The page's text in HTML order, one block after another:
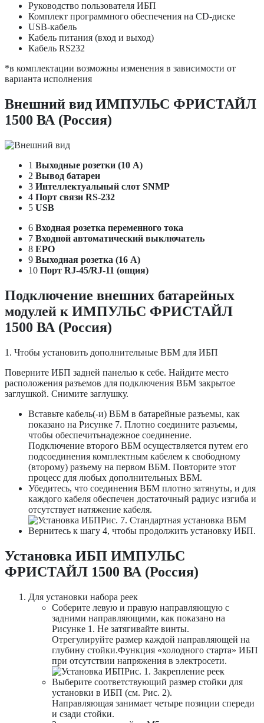
Руководство пользователя ИБП
Комплект программного обеспечения на CD-диске
USB-кабель
Кабель питания (вход и выход)
Кабель RS232
*в комплектации возможны изменения в зависимости от
варианта исполнения
Внешний вид ИМПУЛЬС ФРИСТАЙЛ
1500 ВА (Россия)
1 Выходные розетки (10 А)
2 Вывод батареи
3 Интеллектуальный слот SNMP
4 Порт связи RS-232
5 USB
6 Входная розетка переменного тока
7 Входной автоматический выключатель
8 EPO
9 Выходная розетка (16 А)
10 Порт RJ-45/RJ-11 (опция)
Подключение внешних батарейных
модулей к ИМПУЛЬС ФРИСТАЙЛ
1500 ВА (Россия)
1. Чтобы установить дополнительные ВБМ для ИБП
Поверните ИБП задней панелью к себе. Найдите место
расположения разъемов для подключения ВБМ закрытое
заглушкой. Снимите заглушку.
Вставьте кабель(-и) ВБМ в батарейные разъемы, как
показано на Рисунке 7. Плотно соедините разъемы,
чтобы обеспечитьнадежное соединение.
Подключение второго ВБМ осуществляется путем его
подсоединения комплектным кабелем к свободному
(второму) разъему на первом ВБМ. Повторите этот
процесс для любых дополнительных ВБМ.
Убедитесь, что соединения ВБМ плотно затянуты, и для
каждого кабеля обеспечен достаточный радиус изгиба и
отсутствует натяжение кабеля.
Рис. 7. Стандартная установка ВБМ
Вернитесь к шагу 4, чтобы продолжить установку ИБП.
Установка ИБП ИМПУЛЬС
ФРИСТАЙЛ 1500 ВА (Россия)
Для установки набора реек
Соберите левую и правую направляющую с
задними направляющими, как показано на
Рисунке 1. Не затягивайте винты.
Отрегулируйте размер каждой направляющей на
глубину стойки.Функция «холодного старта» ИБП
при отсутствии напряжения в электросети.
Рис. 1. Закрепление реек
Выберите соответствующий размер стойки для
установки в ИБП (см. Рис. 2).
Направляющая занимает четыре позиции спереди
и сзади стойки.